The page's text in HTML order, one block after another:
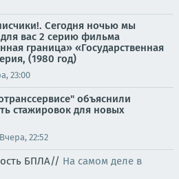
Сегодня ночью мы
вас 2 серию фильма
граница» «Государственная
(1980 год)
23:00
объяснили
стажировок для новых
Вчера, 22:52
БПЛА// На самом деле в